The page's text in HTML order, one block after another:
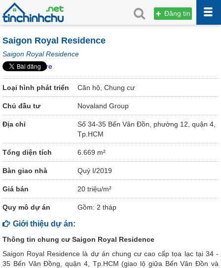
Đăng tin
Saigon Royal Residence
Saigon Royal Residence
Share
Loại hình phát triển Căn hộ, Chung cư
Chủ đầu tư Novaland Group
Địa chỉ
Số 34-35 Bến Vân Đồn, phường 12, quận 4,
Tp.HCM
Tổng diện tích 6.669 m²
Bàn giao nhà Quý I/2019
Giá bán 20 triệu/m²
Quy mô dự án Gồm: 2 tháp
Giới thiệu dự án:
Thông tin chung cư Saigon Royal Residence
Saigon Royal Residence là dự án chung cư cao cấp tọa lạc tại 34 -
35 Bến Vân Đồng, quận 4, Tp.HCM (giao lộ giữa Bến Vân Đồn và